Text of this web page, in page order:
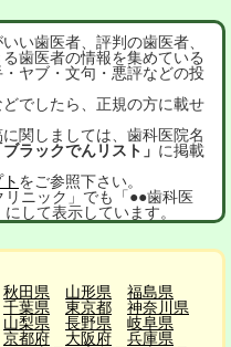
い歯医者、評判の歯医者、
歯医者の情報を集めている
ヤブ・文句・悪評などの投
でしたら、正規の方に載せ
関しましては、歯科医院名
ブラックでんリスト」 に掲載
をご参照下さい。
ニック」でも「●●歯科医
して表示しています。
秋田県 山形県
福島県
千葉県 東京都
神奈川県
山梨県 長野県
岐阜県
京都府 大阪府
兵庫県